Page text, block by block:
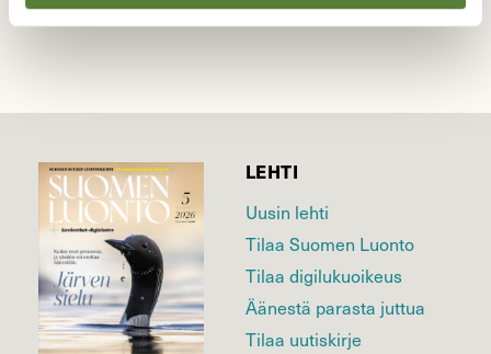
LEHTI
Uusin lehti
Tilaa Suomen Luonto
Tilaa digilukuoikeus
Äänestä parasta juttua
Tilaa uutiskirje